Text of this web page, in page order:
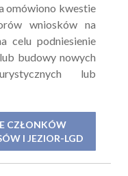
omówiono kwestie
wniosków na
celu podniesienie
budowy nowych
lub
CZŁONKÓW
I JEZIOR-LGD